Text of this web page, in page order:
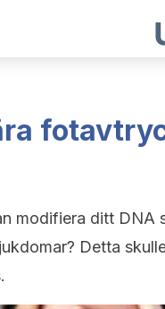
modifiera ditt DNA
Detta